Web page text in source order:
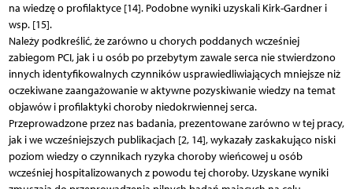
na wiedzę o profilaktyce [14]. Podobne wyniki uzyskali Kirk-Gardner i
wsp. [15].
Należy podkreślić, że zarówno u chorych poddanych wcześniej
zabiegom PCI, jak i u osób po przebytym zawale serca nie stwierdzono
innych identyfikowalnych czynników usprawiedliwiających mniejsze niż
oczekiwane zaangażowanie w aktywne pozyskiwanie wiedzy na temat
objawów i profilaktyki choroby niedokrwiennej serca.
Przeprowadzone przez nas badania, prezentowane zarówno w tej pracy,
jak i we wcześniejszych publikacjach [2, 14], wykazały zaskakująco niski
poziom wiedzy o czynnikach ryzyka choroby wieńcowej u osób
wcześniej hospitalizowanych z powodu tej choroby. Uzyskane wyniki